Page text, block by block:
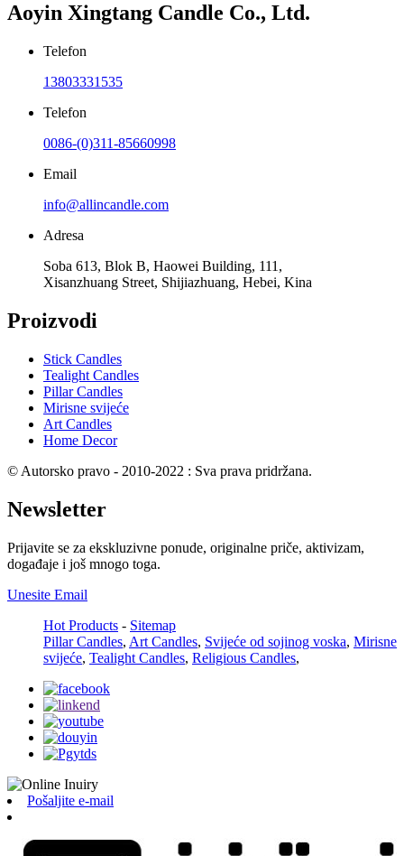
Aoyin Xingtang Candle Co., Ltd.
Telefon
13803331535
Telefon
0086-(0)311-85660998
Email
info@allincandle.com
Adresa
Soba 613, Blok B, Haowei Building, 111,
Xisanzhuang Street, Shijiazhuang, Hebei, Kina
Proizvodi
Stick Candles
Tealight Candles
Pillar Candles
Mirisne svijeće
Art Candles
Home Decor
© Autorsko pravo - 2010-2022 : Sva prava pridržana.
Newsletter
Prijavite se za ekskluzivne ponude, originalne priče, aktivizam,
događaje i još mnogo toga.
Unesite Email
Hot Products - Sitemap
Pillar Candles, Art Candles, Svijeće od sojinog voska, Mirisne
svijeće, Tealight Candles, Religious Candles,
Pošaljite e-mail